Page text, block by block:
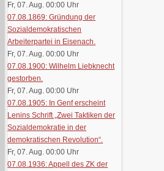
Fr, 07. Aug. 00:00 Uhr
07.08.1869: Gründung der
Sozialdemokratischen
Arbeiterpartei in Eisenach.
Fr, 07. Aug. 00:00 Uhr
07.08.1900: Wilhelm Liebknecht
gestorben.
Fr, 07. Aug. 00:00 Uhr
07.08.1905: In Genf erscheint
Lenins Schrift „Zwei Taktiken der
Sozialdemokratie in der
demokratischen Revolution“.
Fr, 07. Aug. 00:00 Uhr
07.08.1936: Appell des ZK der